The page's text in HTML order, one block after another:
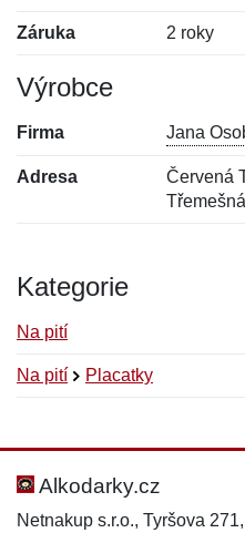
Záruka 2 roky
Výrobce
Firma Jana
Adresa
Červená
Kategorie
Na pití
Na pití Placatky
Hodnocení:
Jméno:
Alkodarky.cz
Netnakup s.r.o., Tyršova